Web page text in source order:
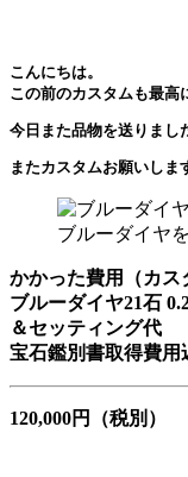
こんにちは。
この前のカスタムも最高
今日また品物を送りまし
またカスタムお願いしま
ブルーダイヤ
かかった費用（カス
ブルーダイヤ21石
＆セッティング代
宝石鑑別書取得費用
120,000円（税別）